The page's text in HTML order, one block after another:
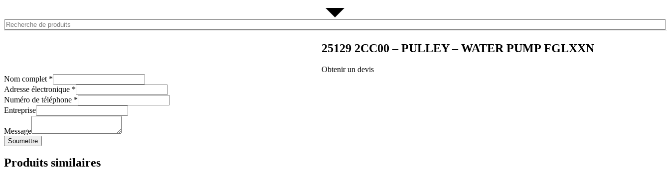
25129 2CC00 – PULLEY – WATER PUMP FGLXXN
Obtenir un devis
Nom complet *
Adresse électronique *
Numéro de téléphone *
Entreprise
Message
Soumettre
Produits similaires